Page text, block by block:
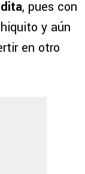
, pues con
y aún
en otro